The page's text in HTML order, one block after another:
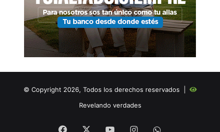
© Copyright 2026, Todos los derechos reservados |
Revelando verdades
Facebook YouTubeInstagram